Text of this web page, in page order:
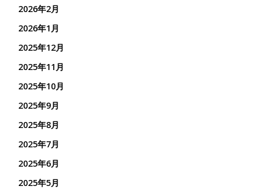
2026年2月
2026年1月
2025年12月
2025年11月
2025年10月
2025年9月
2025年8月
2025年7月
2025年6月
2025年5月